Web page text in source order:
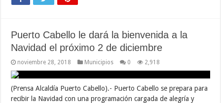
Puerto Cabello le dará la bienvenida a la
Navidad el próximo 2 de diciembre
noviembre 28, 2018 Municipios 0 2,918
(Prensa Alcaldía Puerto Cabello).- Puerto Cabello se prepara para
recibir la Navidad con una programación cargada de alegría y